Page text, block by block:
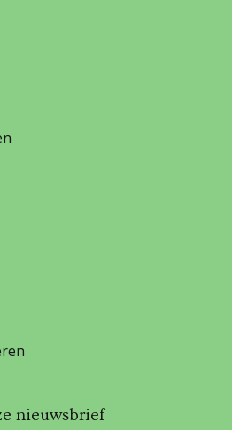
nieuwsbrief